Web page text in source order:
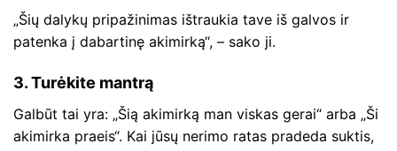
„Šių dalykų pripažinimas ištraukia tave iš galvos ir
patenka į dabartinę akimirką“, – sako ji.
3. Turėkite mantrą
Galbūt tai yra: „Šią akimirką man viskas gerai“ arba „Ši
akimirka praeis“. Kai jūsų nerimo ratas pradeda suktis,